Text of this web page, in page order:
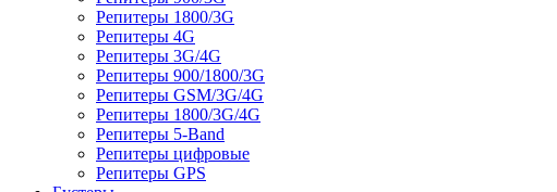
Репитеры 1800/3G
Репитеры 4G
Репитеры 3G/4G
Репитеры 900/1800/3G
Репитеры GSM/3G/4G
Репитеры 1800/3G/4G
Репитеры 5-Band
Репитеры цифровые
Репитеры GPS